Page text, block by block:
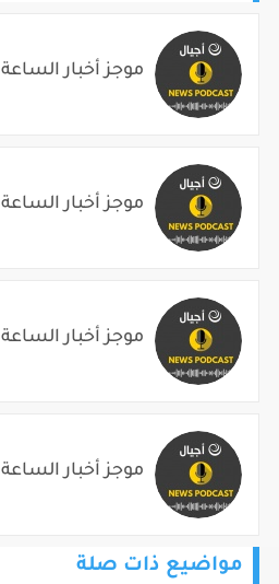
موجز أخبار الساعة 1م 2026/08/08
موجز أخبار الساعة 12م 2026/08/08
موجز أخبار الساعة 11ص 2026/08/08
موجز أخبار الساعة 10ص 2026/08/08
مواضيع ذات صلة